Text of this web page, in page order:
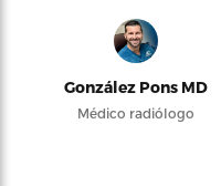
González Pons MD
Médico radiólogo